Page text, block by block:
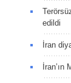
edildi
İran
İran’ın